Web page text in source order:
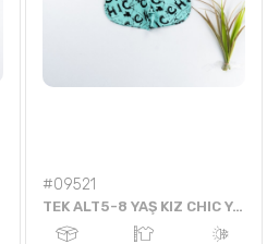
#09521
TEK ALT5-8 YAŞ KIZ CHIC YAZILI ŞORT